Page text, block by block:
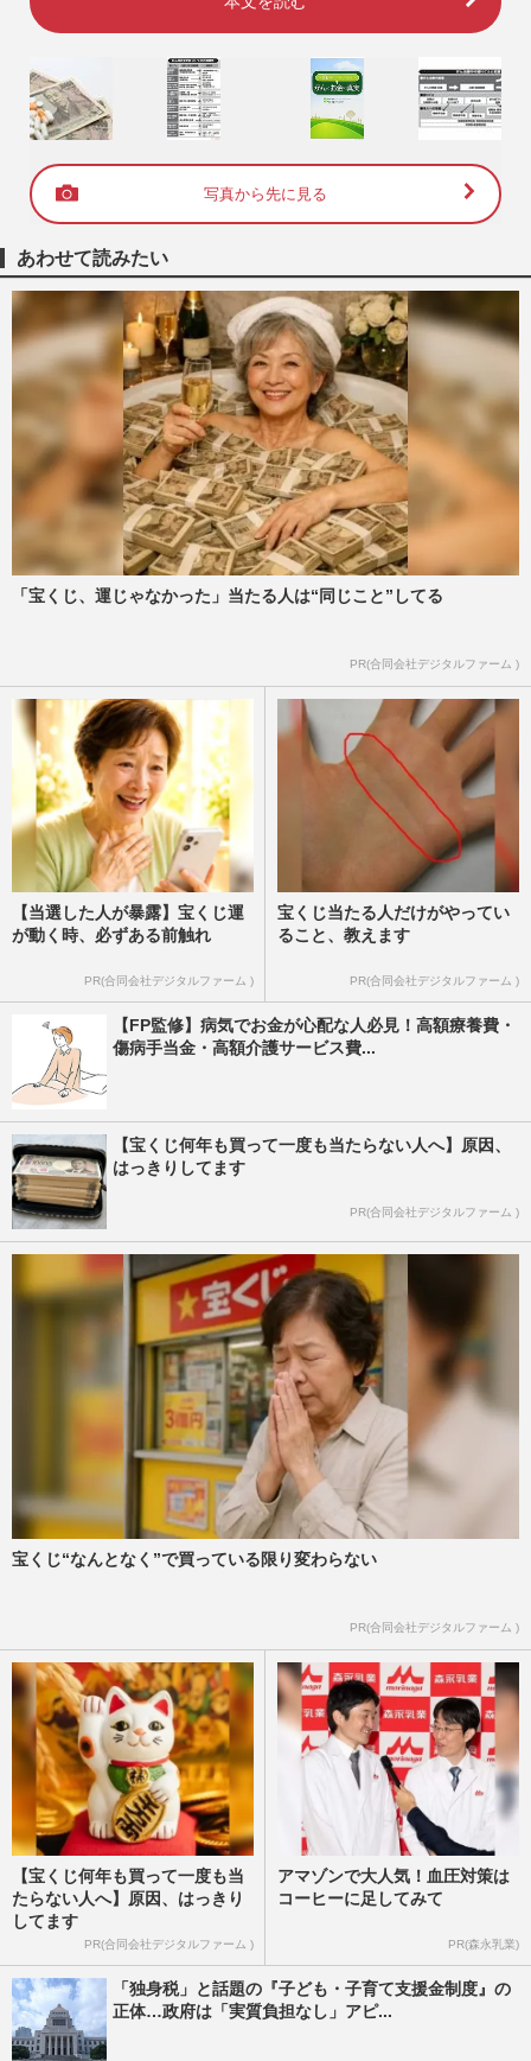
写真から先に見る
あわせて読みたい
「宝くじ、運じゃなかった」当たる人は“同じこと”してる
PR(合同会社デジタルファーム )
【当選した人が暴露】宝くじ運
が動く時、必ずある前触れ
PR(合同会社デジタルファーム )
宝くじ当たる人だけがやってい
ること、教えます
PR(合同会社デジタルファーム )
【FP監修】病気でお金が心配な人必見！高額療養費・
傷病手当金・高額介護サービス費...
【宝くじ何年も買って一度も当たらない人へ】原因、
はっきりしてます
PR(合同会社デジタルファーム )
宝くじ“なんとなく”で買っている限り変わらない
PR(合同会社デジタルファーム )
【宝くじ何年も買って一度も当
たらない人へ】原因、はっきり
してます
PR(合同会社デジタルファーム )
アマゾンで大人気！血圧対策は
コーヒーに足してみて
PR(森永乳業)
「独身税」と話題の『子ども・子育て支援金制度』の
正体…政府は「実質負担なし」アピ...